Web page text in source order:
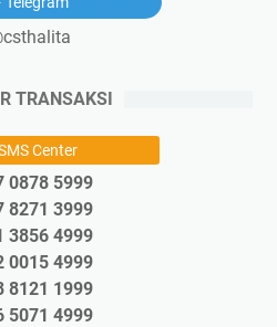
TRANSAKSI
Center
0878 5999
8271 3999
3856 4999
0015 4999
8121 1999
5071 4999